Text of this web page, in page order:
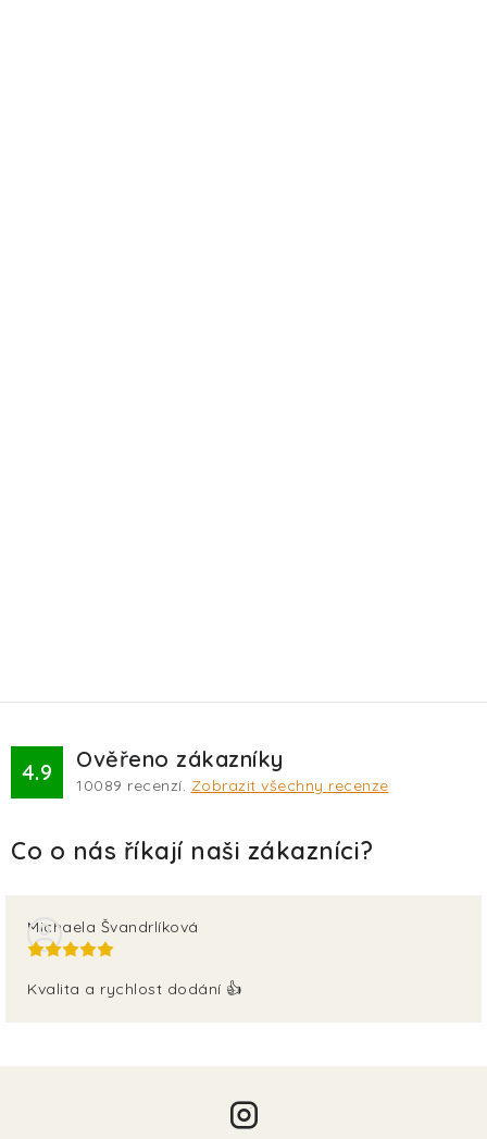
4.9 Ověřeno zákazníky
10089 recenzí. Zobrazit všechny recenze
Michaela Švandrlíková
Kvalita a rychlost dodání 👍